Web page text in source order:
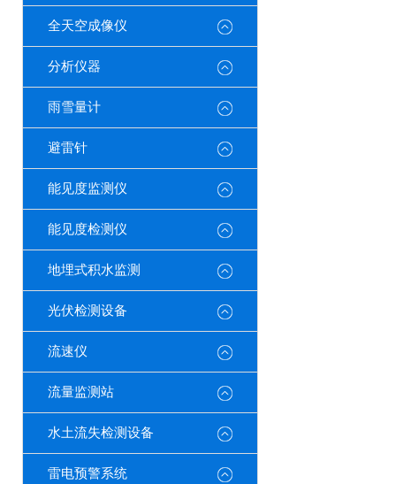
全天空成像仪
分析仪器
雨雪量计
避雷针
能见度监测仪
能见度检测仪
地埋式积水监测
光伏检测设备
流速仪
流量监测站
水土流失检测设备
雷电预警系统